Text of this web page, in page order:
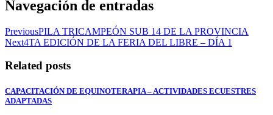
Navegación de entradas
PreviousPILA TRICAMPEÓN SUB 14 DE LA PROVINCIA
Next4TA EDICIÓN DE LA FERIA DEL LIBRE – DÍA 1
Related posts
CAPACITACIÓN DE EQUINOTERAPIA – ACTIVIDADES ECUESTRES
ADAPTADAS